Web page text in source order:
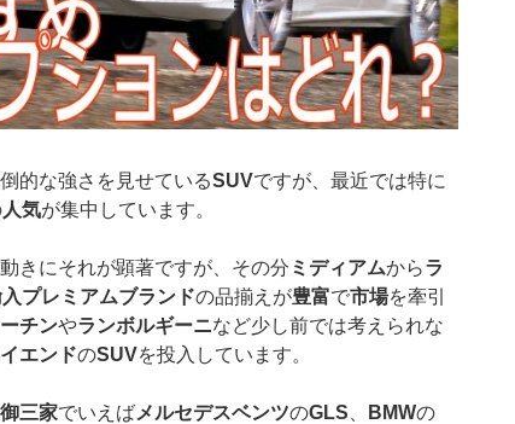
的な強さを見せているSUVですが、最近では特に
人気が集中しています。
きにそれが顕著ですが、その分 ミディアムからラ
プレミアムブランドの品揃えが豊富で市場を牽引
チンやランボルギーニなど少し前では考えられな
エンドのSUVを投入しています。
三家でいえばメルセデスベンツのGLS BMWの